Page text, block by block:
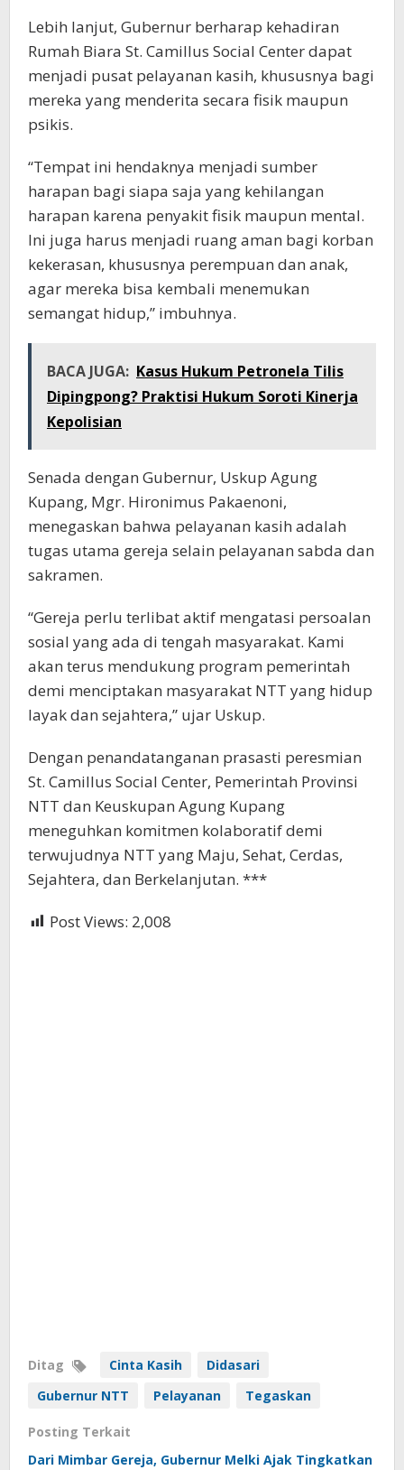
Lebih lanjut, Gubernur berharap kehadiran
Rumah Biara St. Camillus Social Center dapat
menjadi pusat pelayanan kasih, khususnya bagi
mereka yang menderita secara fisik maupun
psikis.
“Tempat ini hendaknya menjadi sumber
harapan bagi siapa saja yang kehilangan
harapan karena penyakit fisik maupun mental.
Ini juga harus menjadi ruang aman bagi korban
kekerasan, khususnya perempuan dan anak,
agar mereka bisa kembali menemukan
semangat hidup,” imbuhnya.
BACA JUGA: Kasus Hukum Petronela Tilis
Dipingpong? Praktisi Hukum Soroti Kinerja
Kepolisian
Senada dengan Gubernur, Uskup Agung
Kupang, Mgr. Hironimus Pakaenoni,
menegaskan bahwa pelayanan kasih adalah
tugas utama gereja selain pelayanan sabda dan
sakramen.
“Gereja perlu terlibat aktif mengatasi persoalan
sosial yang ada di tengah masyarakat. Kami
akan terus mendukung program pemerintah
demi menciptakan masyarakat NTT yang hidup
layak dan sejahtera,” ujar Uskup.
Dengan penandatanganan prasasti peresmian
St. Camillus Social Center, Pemerintah Provinsi
NTT dan Keuskupan Agung Kupang
meneguhkan komitmen kolaboratif demi
terwujudnya NTT yang Maju, Sehat, Cerdas,
Sejahtera, dan Berkelanjutan. ***
Post Views: 2,008
Ditag Cinta Kasih
Didasari
Gubernur NTT
Pelayanan Tegaskan
Posting Terkait
Dari Mimbar Gereja, Gubernur Melki Ajak Tingkatkan